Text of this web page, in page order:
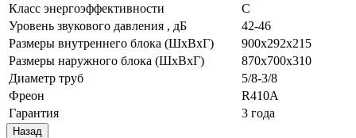
Класс энергоэффективности
С
Уровень звукового давления , дБ
42-46
Размеры внутреннего блока (ШхВхГ)
900х292х215
Размеры наружного блока (ШхВхГ)
870х700х310
Диаметр труб
5/8-3/8
Фреон
R410A
Гарантия
3 года